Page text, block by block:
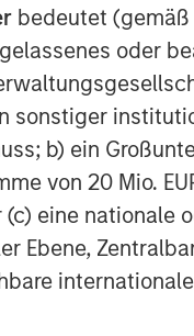
bedeutet (gemäß
oder
sonstiger
b) ein
von 20 Mio.
(c) eine
Ebene,
with a focus on
through
has
visithttps://
is a leading